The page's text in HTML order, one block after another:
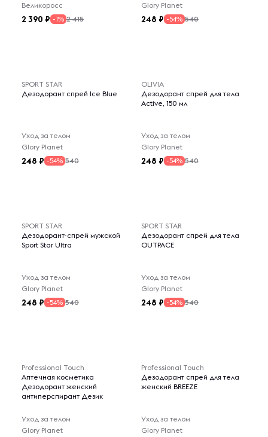
Великоросс
2 390 -1% 2 415
Glory Planet
248 -54% 540
SPORT STAR
Дезодорант спрей Ice Blue
Уход за телом
Glory Planet
248 -54% 540
OLIVIA
Дезодорант спрей для тела
Active, 150 мл
Уход за телом
Glory Planet
248 -54% 540
SPORT STAR
Дезодорант-спрей мужской
Sport Star Ultra
Уход за телом
Glory Planet
248 -54% 540
SPORT STAR
Дезодорант спрей для тела
OUTPACE
Уход за телом
Glory Planet
248 -54% 540
Professional Touch
Аптечная косметика
Дезодорант женский
антиперспирант Дезик
Уход за телом
Glory Planet
Professional Touch
Дезодорант спрей для тела
женский BREEZE
Уход за телом
Glory Planet